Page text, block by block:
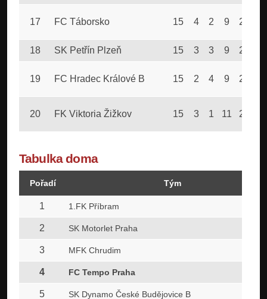
17 FC Táborsko 15 4 2 9 20
18 SK Petřín Plzeň 15 3 3 9 25
19 FC Hradec Králové B 15 2 4 9 20
20 FK Viktoria Žižkov 15 3 1 11 24
Tabulka doma
Pořadí Tým
1 1.FK Příbram
2 SK Motorlet Praha
3 MFK Chrudim
4 FC Tempo Praha
5 SK Dynamo České Budějovice B